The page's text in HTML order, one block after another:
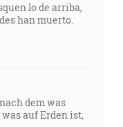
lo de arriba,
han muerto.
dem was
auf Erden ist,